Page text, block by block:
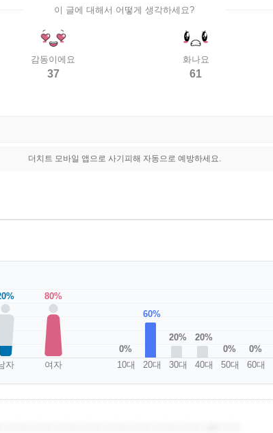
이 글에 대해서 어떻게 생각하세요?
감동이에요
37
화나요
61
더치트 모바일 앱으로 사기피해 자동으로 예방하세요.
자
80%
여자
0%
10대
60%
20대
20%
30대
20%
40대
0%
50대
0%
60대